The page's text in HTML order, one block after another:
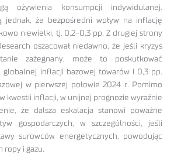
ożywienia konsumpcji indywidulanej.
jednak, że bezpośredni wpływ na inflację
niewielki, tj. 0,2-0,3 pp. Z drugiej strony
oszacował niedawno, że jeśli kryzys
zażegnany, może to poskutkować
globalnej inflacji bazowej towarów i 0,3 pp.
w pierwszej połowie 2024 r. Pomimo
kwestii inflacji, w unijnej prognozie wyraźnie
że dalsza eskalacja stanowi poważne
gospodarczych, w szczególności, jeśli
surowców energetycznych, powodując
ropy i gazu.